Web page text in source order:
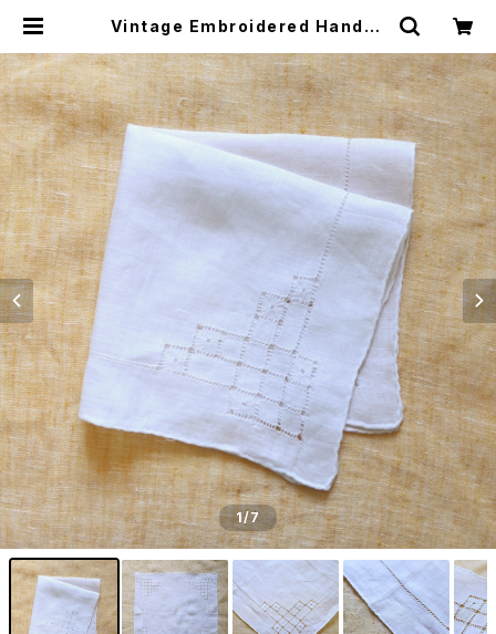
Vintage Embroidered Handke
カチ 010 U.S.A | Sugar town
1/7